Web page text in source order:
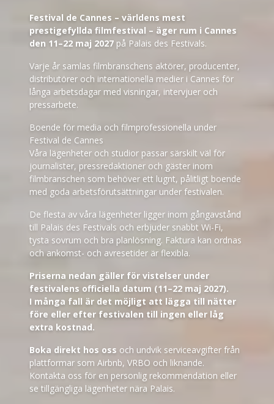
Festival de Cannes – världens mest
prestigefyllda filmfestival – äger rum i Cannes
den 11–22 maj 2027 på Palais des Festivals.
Varje år samlas filmbranschens aktörer, producenter,
distributörer och internationella medier i Cannes för
långa arbetsdagar med visningar, intervjuer och
pressarbete.
Boende för media och filmprofessionella under
Festival de Cannes
Våra lägenheter och studior passar särskilt väl för
journalister, pressredaktioner och gäster inom
filmbranschen som behöver ett lugnt, pålitligt boende
med goda arbetsförutsättningar under festivalen.
De flesta av våra lägenheter ligger inom gångavstånd
till Palais des Festivals och erbjuder snabbt Wi-Fi,
tysta sovrum och bra planlösning. Faktura kan ordnas
och ankomst- och avresetider är flexibla.
Priserna nedan gäller för vistelser under
festivalens officiella datum (11–22 maj 2027).
I många fall är det möjligt att lägga till nätter
före eller efter festivalen till ingen eller låg
extra kostnad.
Boka direkt hos oss och undvik serviceavgifter från
plattformar som Airbnb, VRBO och liknande.
Kontakta oss för en personlig rekommendation eller
se tillgängliga lägenheter nära Palais.